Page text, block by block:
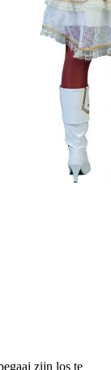
zijn los te